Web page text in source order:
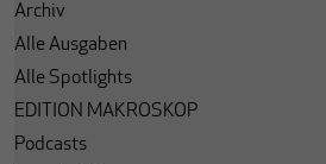
Archiv
Alle Ausgaben
Alle Spotlights
EDITION MAKROSKOP
Podcasts